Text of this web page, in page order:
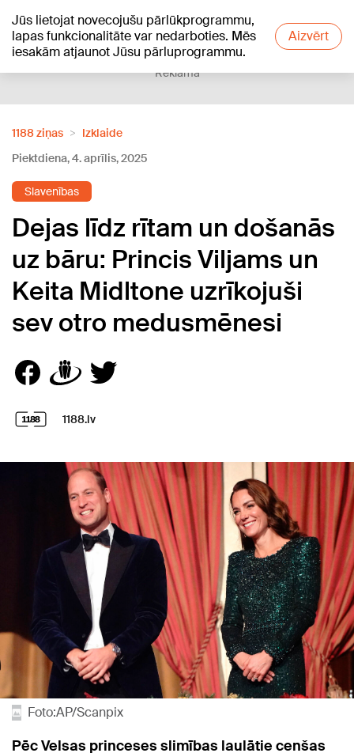
Jūs lietojat novecojušu pārlūkprogrammu,
lapas funkcionalitāte var nedarboties. Mēs
iesakām atjaunot Jūsu pārluprogrammu.
Aizvērt
+18°C
Reklāma
1188 ziņas
Izklaide
Piektdiena, 4. aprīlis, 2025
Slavenības
Dejas līdz rītam un došanās
uz bāru: Princis Viljams un
Keita Midltone uzrīkojuši
sev otro medusmēnesi
1188.lv
Foto:AP/Scanpix
Pēc Velsas princeses slimības laulātie cenšas